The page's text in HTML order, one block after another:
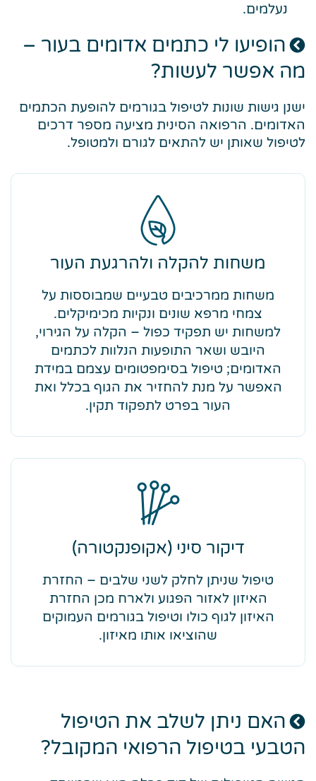
נעלמים.
הופיעו לי כתמים אדומים בעור –
מה אפשר לעשות?
ישנן גישות שונות לטיפול בגורמים להופעת הכתמים
האדומים. הרפואה הסינית מציעה מספר דרכים
לטיפול שאותן יש להתאים לגורם ולמטופל.
משחות להקלה ולהרגעת העור
משחות ממרכיבים טבעיים שמבוססות על
צמחי מרפא שונים ונקיות מכימיקלים.
למשחות יש תפקיד כפול – הקלה על הגירוי,
היובש ושאר התופעות הנלוות לכתמים
האדומים; טיפול בסימפטומים עצמם במידת
האפשר על מנת להחזיר את הגוף בכלל ואת
העור בפרט לתפקוד תקין.
דיקור סיני (אקופנקטורה)
טיפול שניתן לחלק לשני שלבים – החזרת
האיזון לאזור הפגוע ולארח מכן החזרת
האיזון לגוף כולו וטיפול בגורמים העמוקים
שהוציאו אותו מאיזון.
האם ניתן לשלב את הטיפול
הטבעי בטיפול הרפואי המקובל?